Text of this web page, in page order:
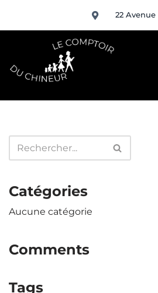
Aller
22
Catégories
Aucune catégorie
Comments
Tags